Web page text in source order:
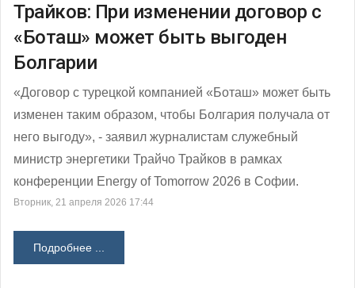
Трайков: При изменении договор с
«Боташ» может быть выгоден
Болгарии
«Договор с турецкой компанией «Боташ» может быть
изменен таким образом, чтобы Болгария получала от
него выгоду», - заявил журналистам служебный
министр энергетики Трайчо Трайков в рамках
конференции Energy of Tomorrow 2026 в Софии.
Вторник, 21 апреля 2026 17:44
Подробнее ...